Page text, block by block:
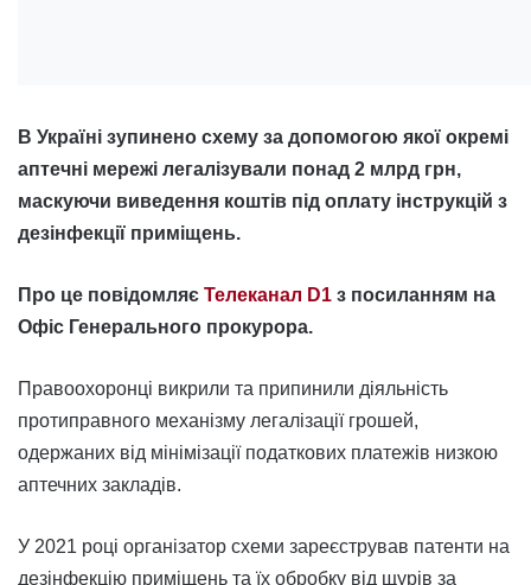
В Україні зупинено схему за допомогою якої окремі
аптечні мережі легалізували понад 2 млрд грн,
маскуючи виведення коштів під оплату інструкцій з
дезінфекції приміщень.
Про це повідомляє Телеканал D1 з посиланням на
Офіс Генерального прокурора.
Правоохоронці викрили та припинили діяльність
протиправного механізму легалізації грошей,
одержаних від мінімізації податкових платежів низкою
аптечних закладів.
У 2021 році організатор схеми зареєстрував патенти на
дезінфекцію приміщень та їх обробку від щурів за